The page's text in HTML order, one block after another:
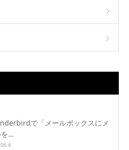
で「メールボックスにメ
を…